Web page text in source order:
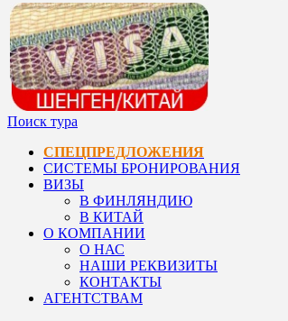
Поиск тура
СПЕЦПРЕДЛОЖЕНИЯ
СИСТЕМЫ БРОНИРОВАНИЯ
ВИЗЫ
В ФИНЛЯНДИЮ
В КИТАЙ
О КОМПАНИИ
О НАС
НАШИ РЕКВИЗИТЫ
КОНТАКТЫ
АГЕНТСТВАМ